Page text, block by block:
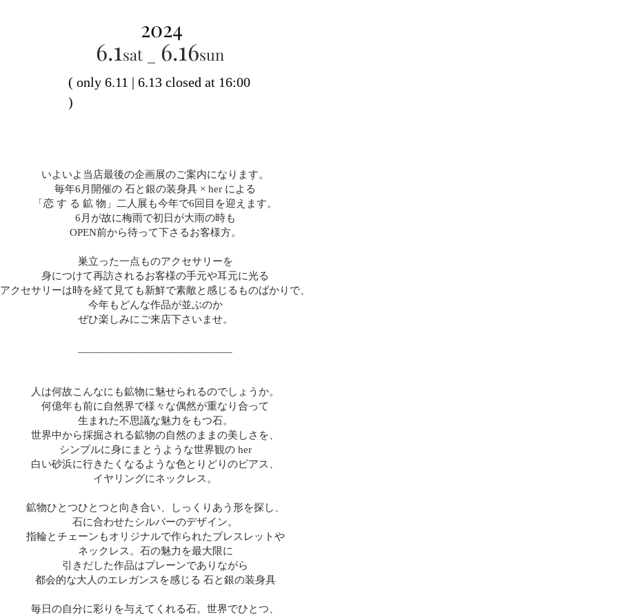
2024
6.1sat 6.16sun
( only 6.11 | 6.13 closed at 16:00
)
いよいよ当店最後の企画展のご案内になります。
毎年6月開催の 石と銀の装身具 × her による
「恋 す る 鉱 物」二人展も今年で6回目を迎えます。
6月が故に梅雨で初日が大雨の時も
OPEN前から待って下さるお客様方。
巣立った一点ものアクセサリーを
身につけて再訪されるお客様の手元や耳元に光る
アクセサリーは時を経て見ても新鮮で素敵と感じるものばかりで、
今年もどんな作品が並ぶのか
ぜひ楽しみにご来店下さいませ。
人は何故こんなにも鉱物に魅せられるのでしょうか。
何億年も前に自然界で様々な偶然が重なり合って
生まれた不思議な魅力をもつ石。
世界中から採掘される鉱物の自然のままの美しさを、
シンプルに身にまとうような世界観の her
白い砂浜に行きたくなるような色とりどりのピアス、
イヤリングにネックレス。
鉱物ひとつひとつと向き合い、しっくりあう形を探し、
石に合わせたシルバーのデザイン。
指輪とチェーンもオリジナルで作られたブレスレットや
ネックレス。石の魅力を最大限に
引きだした作品はプレーンでありながら
都会的な大人のエレガンスを感じる 石と銀の装身具
毎日の自分に彩りを与えてくれる石。世界でひとつ、